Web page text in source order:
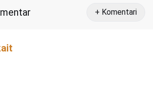
+ Komentari